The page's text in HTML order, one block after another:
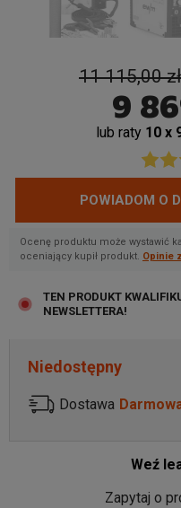
11 115,00 zł
9
lub raty 10 x
Ocenę produktu może wystawić
oceniający kupił produkt. Opinie
TEN PRODUKT
NEWSLETTERA!
Niedostępny
Dostawa
POWIADOM O
Weź
Zapytaj o